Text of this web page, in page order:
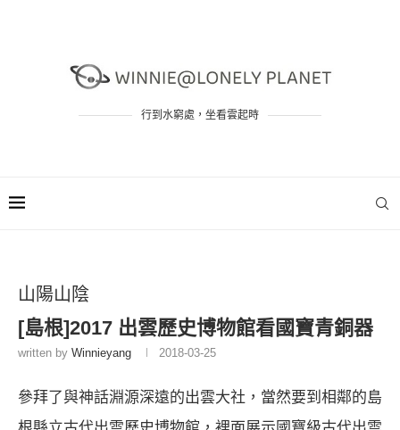
行到水窮處，坐看雲起時
山陽山陰
[島根]2017 出雲歷史博物館看國寶青銅器
written by Winnieyang 2018-03-25
參拜了與神話淵源深遠的出雲大社 ，當然要到相鄰的島